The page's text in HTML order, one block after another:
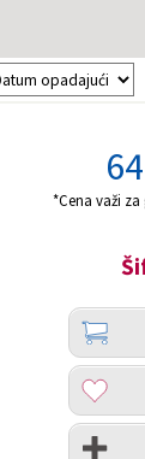
*Cena važi
Količina
Dodaj
korpu
Dodaj
listu
želja
Uporedi